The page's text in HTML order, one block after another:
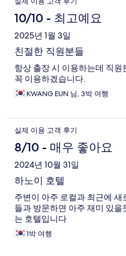
10/10 - 최고예요
2025년 1월 3일
친절한 직원분들
항상 출장 시 이용하는데 직
꼭 이용하겠습니다.
KWANG EUN 님, 3박 여행
실제 이용 고객 후기
8/10 - 매우 좋아요
2024년 10월 31일
하노이 호텔
주변이 아주 로컬과 최근에
들과 방문하면 아주 재미 있
는 호텔입니다
1박 여행